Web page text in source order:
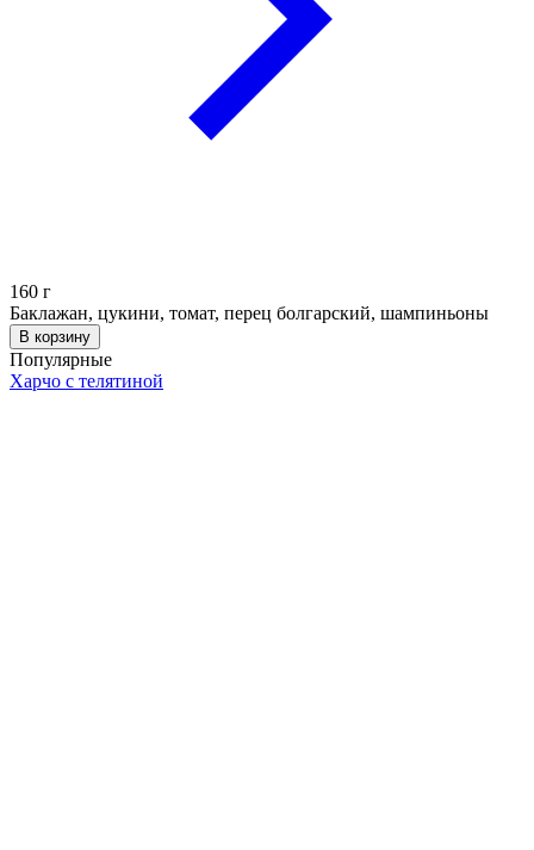
160 г
Баклажан, цукини, томат, перец болгарский, шампиньоны
В корзину
Популярные
Харчо с телятиной